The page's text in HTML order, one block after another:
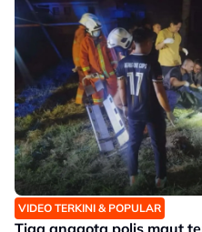
VIDEO TERKINI & POPULAR
Tiga anggota polis maut